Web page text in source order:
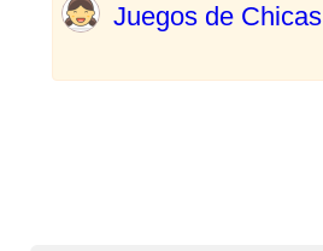
Juegos de Chicas